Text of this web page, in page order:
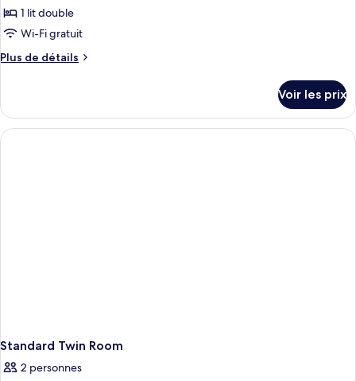
1 lit double
Wi-Fi gratuit
Plus de détails
Plus
le
type
de
Voir les prix
Standard Twin Room
2 personnes